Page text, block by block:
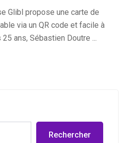
Glibl propose une carte de
via un QR code et facile à
ans, Sébastien Doutre ...
Rechercher